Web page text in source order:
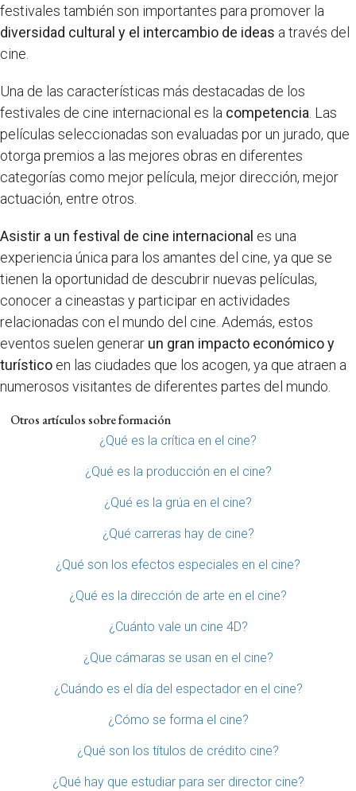
festivales también son importantes para promover la
diversidad cultural y el intercambio de ideas a través del
cine.
Una de las características más destacadas de los
festivales de cine internacional es la competencia . Las
películas seleccionadas son evaluadas por un jurado, que
otorga premios a las mejores obras en diferentes
categorías como mejor película, mejor dirección, mejor
actuación, entre otros.
Asistir a un festival de cine internacional es una
experiencia única para los amantes del cine, ya que se
tienen la oportunidad de descubrir nuevas películas,
conocer a cineastas y participar en actividades
relacionadas con el mundo del cine. Además, estos
eventos suelen generar un gran impacto económico y
turístico en las ciudades que los acogen, ya que atraen a
numerosos visitantes de diferentes partes del mundo.
Otros artículos sobre formación
¿Qué es la crítica en el cine?
¿Qué es la producción en el cine?
¿Qué es la grúa en el cine?
¿Qué carreras hay de cine?
¿Qué son los efectos especiales en el cine?
¿Qué es la dirección de arte en el cine?
¿Cuánto vale un cine 4D?
¿Que cámaras se usan en el cine?
¿Cuándo es el día del espectador en el cine?
¿Cómo se forma el cine?
¿Qué son los títulos de crédito cine?
¿Qué hay que estudiar para ser director cine?